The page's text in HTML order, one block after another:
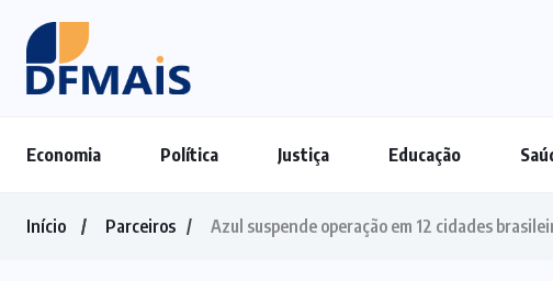
Economia Política Justiça Educação
Início Parceiros Azul suspende operação em 12 cidades